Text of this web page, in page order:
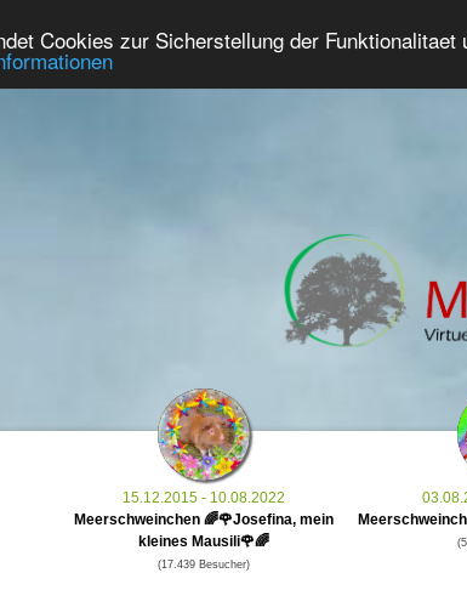
Cookies zur Sicherstellung der
Premium Gedenken
15.12.2015 - 10.08.2022
Meerschweinchen 🌈🌹Josefina, mein
kleines Mausili🌹🌈
(17.439 Besucher)